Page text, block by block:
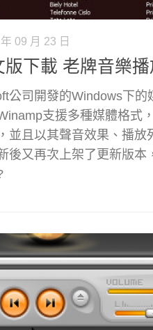
09 月 23 日
下載 老牌音樂播
公司開發的Windows下的
支援多種媒體格式
並且以其聲音效果、播放
後又再次上架了更新版本